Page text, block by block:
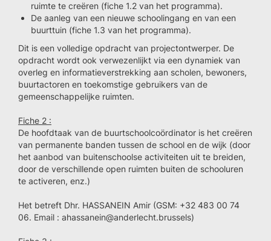
ruimte te creëren (fiche 1.2 van het programma).
De aanleg van een nieuwe schoolingang en van een
buurttuin (fiche 1.3 van het programma).
Dit is een volledige opdracht van projectontwerper. De
opdracht wordt ook verwezenlijkt via een dynamiek van
overleg en informatieverstrekking aan scholen, bewoners,
buurtactoren en toekomstige gebruikers van de
gemeenschappelijke ruimten.
Fiche 2 :
De hoofdtaak van de buurtschoolcoördinator is het creëren
van permanente banden tussen de school en de wijk (door
het aanbod van buitenschoolse activiteiten uit te breiden,
door de verschillende open ruimten buiten de schooluren
te activeren, enz.)
Het betreft Dhr. HASSANEIN Amir (GSM: +32 483 00 74
06. Email : ahassanein@anderlecht.brussels)